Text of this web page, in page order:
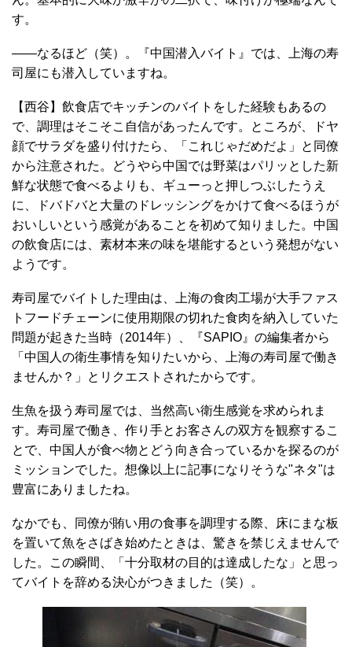
す。
――なるほど（笑）。『中国潜入バイト』では、上海の寿
司屋にも潜入していますね。
【西谷】飲食店でキッチンのバイトをした経験もあるの
で、調理はそこそこ自信があったんです。ところが、ドヤ
顔でサラダを盛り付けたら、「これじゃだめだよ」と同僚
から注意された。どうやら中国では野菜はパリッとした新
鮮な状態で食べるよりも、ギューっと押しつぶしたうえ
に、ドバドバと大量のドレッシングをかけて食べるほうが
おいしいという感覚があることを初めて知りました。中国
の飲食店には、素材本来の味を堪能するという発想がない
ようです。
寿司屋でバイトした理由は、上海の食肉工場が大手ファス
トフードチェーンに使用期限の切れた食肉を納入していた
問題が起きた当時（2014年）、『SAPIO』の編集者から
「中国人の衛生事情を知りたいから、上海の寿司屋で働き
ませんか？」とリクエストされたからです。
生魚を扱う寿司屋では、当然高い衛生感覚を求められま
す。寿司屋で働き、作り手とお客さんの双方を観察するこ
とで、中国人が食べ物とどう向き合っているかを探るのが
ミッションでした。想像以上に記事になりそうな"ネタ"は
豊富にありましたね。
なかでも、同僚が賄い用の食事を調理する際、床にまな板
を置いて魚をさばき始めたときは、驚きを禁じえませんで
した。この瞬間、「十分取材の目的は達成したな」と思っ
てバイトを辞める決心がつきました（笑）。